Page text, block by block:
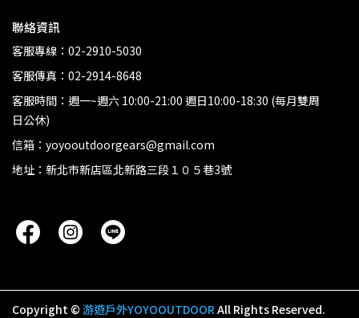
聯絡資訊
客服專線：02-2910-5030
客服傳真：02-2914-8648
客服時間：週一~週六 10:00-21:00 週日10:00-18:30 (每月雙周
日公休)
信箱：yoyooutdoorgears@gmail.com
地址：新北市新店區北新路三段１０５巷3號
Copyright © 游遊戶外YOYOOUTDOORAll Rights Reserved.